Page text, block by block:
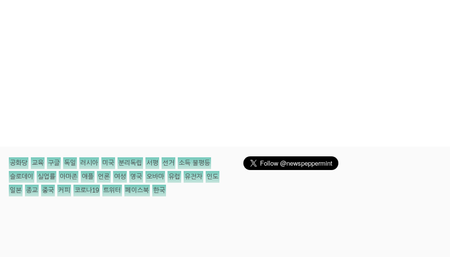
공화당 교육 구글 독일 러시아 미국 분리독립 서평 선거 소득 불평등
슬로데이 실업률 아마존 애플 언론 여성 영국 오바마 유럽 유전자 인도
일본 종교 중국 커피 코로나19 트위터 페이스북 한국